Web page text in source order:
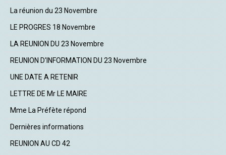
La réunion du 23 Novembre
LE PROGRES 18 Novembre
LA REUNION DU 23 Novembre
REUNION D'INFORMATION DU 23 Novembre
UNE DATE A RETENIR
LETTRE DE Mr LE MAIRE
Mme La Préfète répond
Dernières informations
REUNION AU CD 42